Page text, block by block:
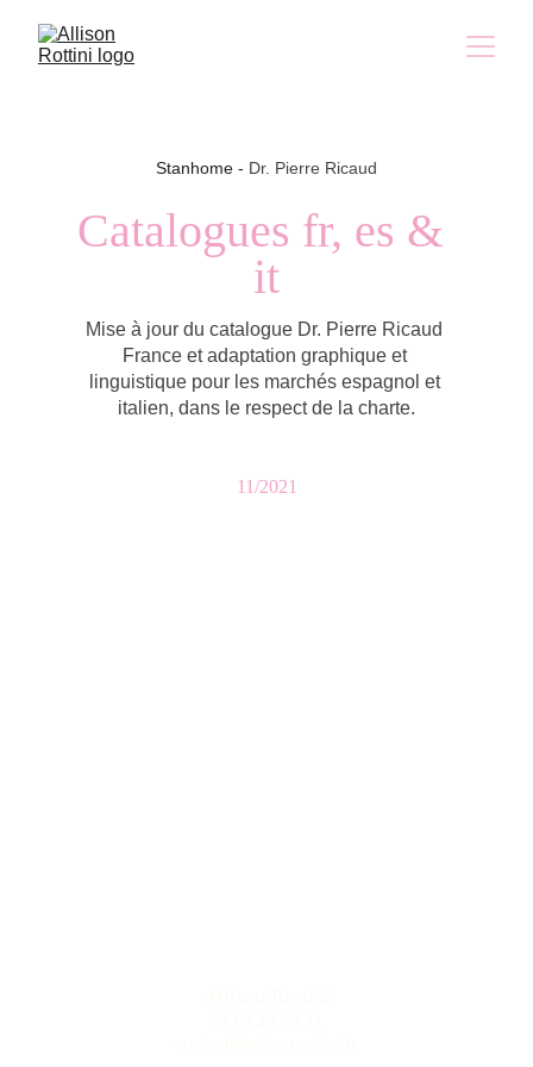
Mise à jour du catalogue Dr. Pierre Ricaud
France et adaptation graphique et
linguistique pour les marchés espagnol et
italien, dans le respect de la charte.
Stanhome - Dr. Pierre Ricaud
11/2021
Catalogues fr, es &
it